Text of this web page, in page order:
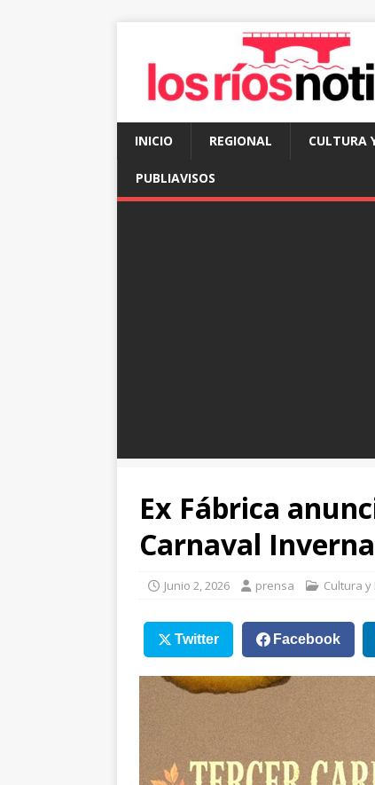
INICIO REGIONAL CULTURA
PUBLIAVISOS
Ex Fábrica
Carnaval
Junio 2, 2026 prensa Cultura y
Twitter Facebook